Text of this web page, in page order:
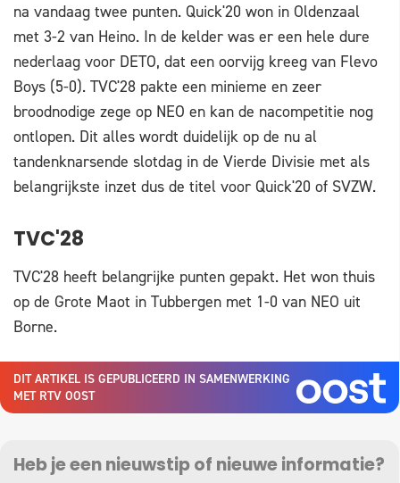
na vandaag twee punten. Quick'20 won in Oldenzaal
met 3-2 van Heino. In de kelder was er een hele dure
nederlaag voor DETO, dat een oorvijg kreeg van Flevo
Boys (5-0). TVC'28 pakte een minieme en zeer
broodnodige zege op NEO en kan de nacompetitie nog
ontlopen. Dit alles wordt duidelijk op de nu al
tandenknarsende slotdag in de Vierde Divisie met als
belangrijkste inzet dus de titel voor Quick'20 of SVZW.
TVC'28
TVC'28 heeft belangrijke punten gepakt. Het won thuis
op de Grote Maot in Tubbergen met 1-0 van NEO uit
Borne.
DIT ARTIKEL IS GEPUBLICEERD IN SAMENWERKING
MET RTV OOST
Heb je een nieuwstip of nieuwe informatie?